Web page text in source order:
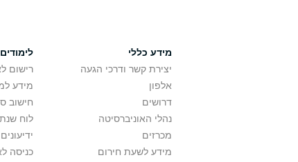
מידע כללי
יצירת קשר ודרכי הגעה
אלפון
דרושים
נהלי האוניברסיטה
מכרזים
מידע לשעת חירום
לימודים
רישום
מידע
חישוב
לוח
ידיעונים
כניסה